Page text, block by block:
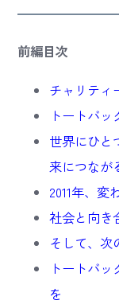
前編目次
チャリティ
トートバ
世界にひと
来につなが
2011年、変
社会と向き
そして、次
トートバ
を